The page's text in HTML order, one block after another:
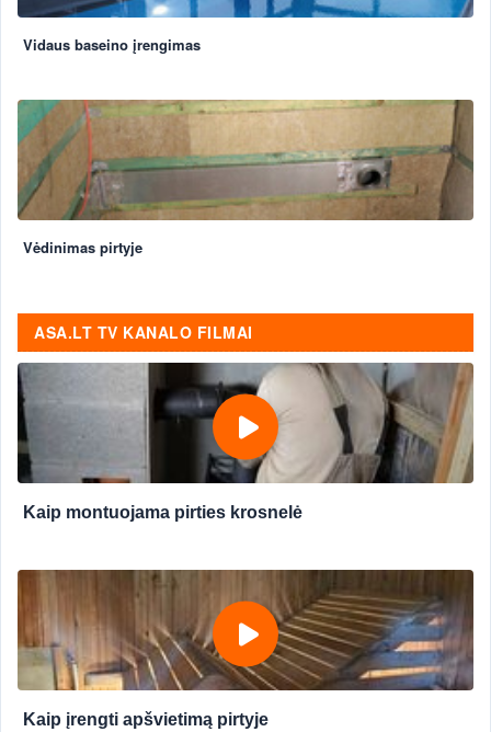
Vidaus baseino įrengimas
Vėdinimas pirtyje
ASA.LT TV KANALO FILMAI
Kaip montuojama pirties krosnelė
Kaip įrengti apšvietimą pirtyje